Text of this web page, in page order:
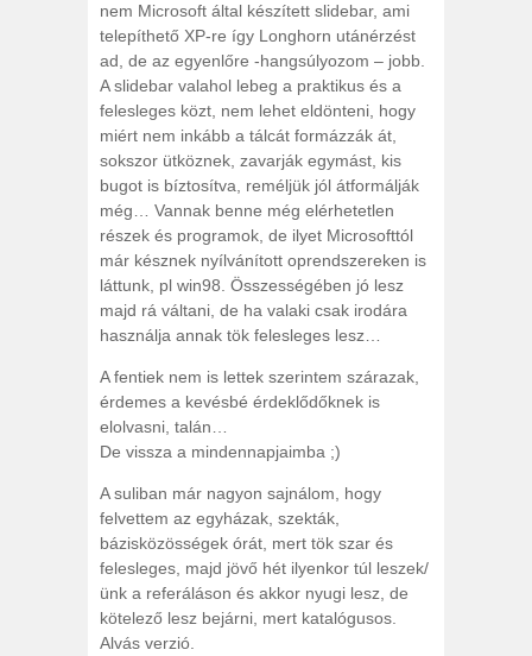
nem Microsoft által készített slidebar, ami
telepíthető XP-re így Longhorn utánérzést
ad, de az egyenlőre -hangsúlyozom – jobb.
A slidebar valahol lebeg a praktikus és a
felesleges közt, nem lehet eldönteni, hogy
miért nem inkább a tálcát formázzák át,
sokszor ütköznek, zavarják egymást, kis
bugot is bíztosítva, reméljük jól átformálják
még… Vannak benne még elérhetetlen
részek és programok, de ilyet Microsofttól
már késznek nyílvánított oprendszereken is
láttunk, pl win98. Összességében jó lesz
majd rá váltani, de ha valaki csak irodára
használja annak tök felesleges lesz…
A fentiek nem is lettek szerintem szárazak,
érdemes a kevésbé érdeklődőknek is
elolvasni, talán…
De vissza a mindennapjaimba ;)
A suliban már nagyon sajnálom, hogy
felvettem az egyházak, szekták,
bázisközösségek órát, mert tök szar és
felesleges, majd jövő hét ilyenkor túl leszek/
ünk a referáláson és akkor nyugi lesz, de
kötelező lesz bejárni, mert katalógusos.
Alvás verzió.